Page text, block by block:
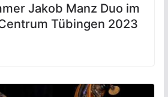
Jakob Manz Duo im
Tübingen 2023